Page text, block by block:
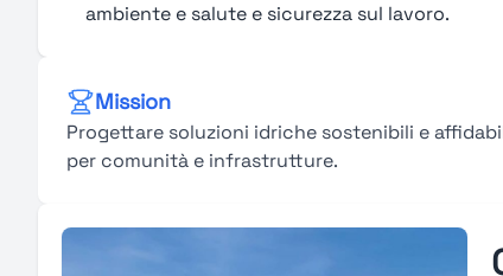
ambiente e salute e sicurezza sul lavoro.
Mission
Progettare soluzioni idriche sostenibili e
per comunità e infrastrutture.